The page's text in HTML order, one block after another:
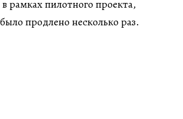
рамках пилотного проекта,
продлено несколько раз.